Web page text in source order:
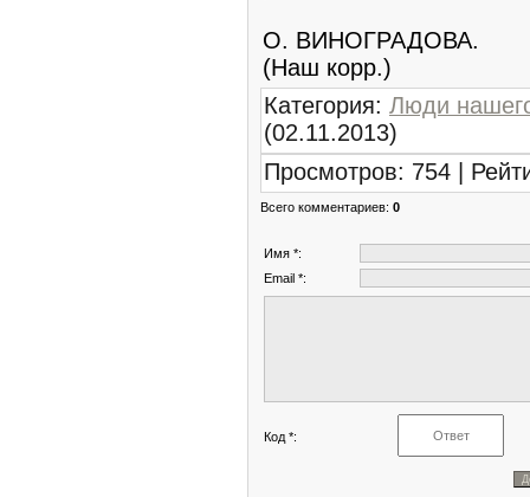
О. ВИНОГРАДОВА.
(Наш корр.)
Категория: Люди
(02.11.2013)
Просмотров: 754 |
Всего комментариев: 0
Имя *:
Email *:
Код *: